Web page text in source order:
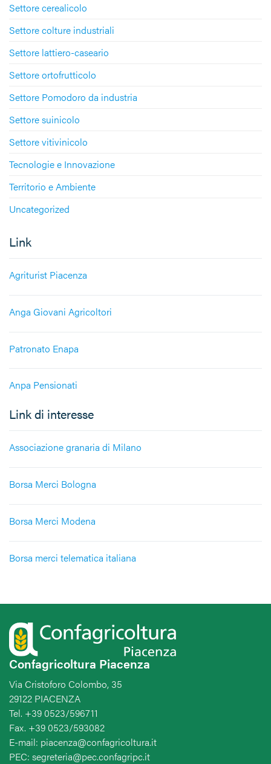
Settore cerealicolo
Settore colture industriali
Settore lattiero-caseario
Settore ortofrutticolo
Settore Pomodoro da industria
Settore suinicolo
Settore vitivinicolo
Tecnologie e Innovazione
Territorio e Ambiente
Uncategorized
Link
Agriturist Piacenza
Anga Giovani Agricoltori
Patronato Enapa
Anpa Pensionati
Link di interesse
Associazione granaria di Milano
Borsa Merci Bologna
Borsa Merci Modena
Borsa merci telematica italiana
Confagricoltura Piacenza
Via Cristoforo Colombo, 35
29122 PIACENZA
Tel. +39 0523/596711
Fax. +39 0523/593082
E-mail: piacenza@confagricoltura.it
PEC: segreteria@pec.confagripc.it